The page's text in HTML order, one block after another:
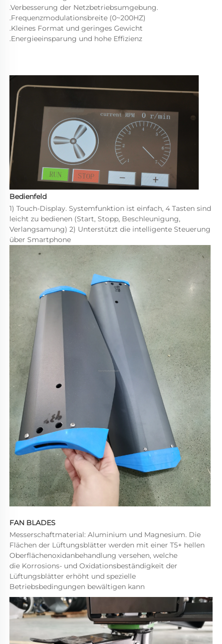
.Verbesserung der Netzbetriebsumgebung.
.Frequenzmodulationsbreite (0~200HZ)
.Kleines Format und geringes Gewicht
.Energieeinsparung und hohe Effizienz
Bedienfeld
1) Touch-Display. Systemfunktion ist einfach, 4 Tasten sind
leicht zu bedienen (Start, Stopp, Beschleunigung,
Verlangsamung) 2) Unterstützt die intelligente Steuerung
über Smartphone
FAN BLADES
Messerschaftmaterial: Aluminium und Magnesium. Die
Flächen der Lüftungsblätter werden mit einer T5+ hellen
Oberflächenoxidanbehandlung versehen, welche
die Korrosions- und Oxidationsbeständigkeit der
Lüftungsblätter erhöht und spezielle
Betriebsbedingungen bewältigen kann